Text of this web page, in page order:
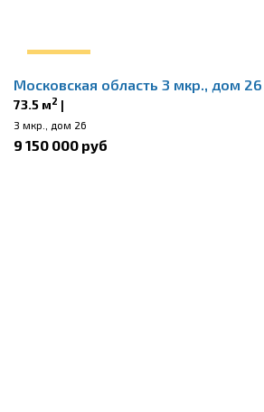
Московская область 3 мкр., дом 26
73.5 м2 |
3 мкр., дом 26
9 150 000 руб